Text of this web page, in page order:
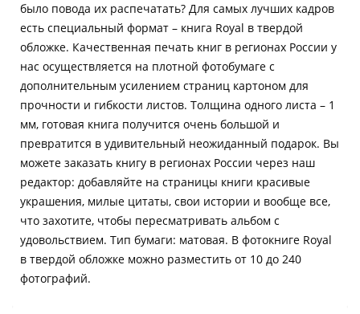
было повода их распечатать? Для самых лучших кадров
есть специальный формат – книга Royal в твердой
обложке. Качественная печать книг в регионах России у
нас осуществляется на плотной фотобумаге с
дополнительным усилением страниц картоном для
прочности и гибкости листов. Толщина одного листа – 1
мм, готовая книга получится очень большой и
превратится в удивительный неожиданный подарок. Вы
можете заказать книгу в регионах России через наш
редактор: добавляйте на страницы книги красивые
украшения, милые цитаты, свои истории и вообще все,
что захотите, чтобы пересматривать альбом с
удовольствием. Тип бумаги: матовая. В фотокниге Royal
в твердой обложке можно разместить от 10 до 240
фотографий.